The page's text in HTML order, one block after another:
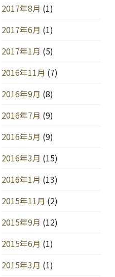
2017年8月 (1)
2017年6月 (1)
2017年1月 (5)
2016年11月 (7)
2016年9月 (8)
2016年7月 (9)
2016年5月 (9)
2016年3月 (15)
2016年1月 (13)
2015年11月 (2)
2015年9月 (12)
2015年6月 (1)
2015年3月 (1)